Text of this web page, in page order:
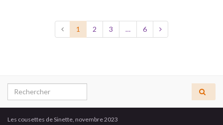
1 2 3 … 6
Search for:
Les cousettes de Sinette, novembre 2023